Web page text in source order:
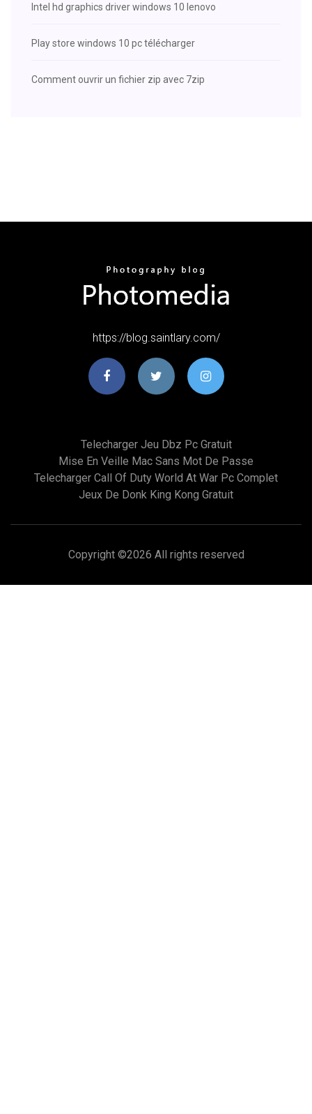
Intel hd graphics driver windows 10 lenovo
Play store windows 10 pc télécharger
Comment ouvrir un fichier zip avec 7zip
https://blog.saintlary.com/
Telecharger Jeu Dbz Pc Gratuit
Mise En Veille Mac Sans Mot De Passe
Telecharger Call Of Duty World At War Pc Complet
Jeux De Donk King Kong Gratuit
Copyright ©2026 All rights reserved